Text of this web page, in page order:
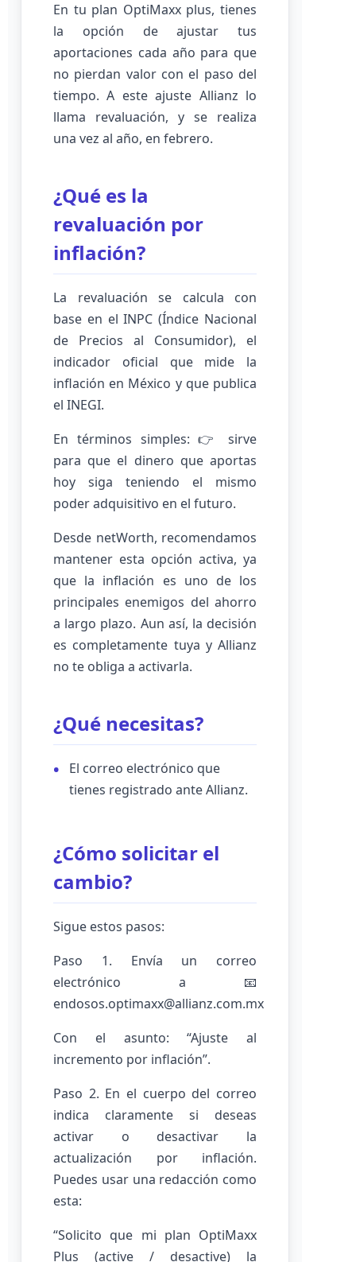
En tu plan OptiMaxx plus, tienes
la opción de ajustar tus
aportaciones cada año para que
no pierdan valor con el paso del
tiempo. A este ajuste Allianz lo
llama revaluación, y se realiza
una vez al año, en febrero.
¿Qué es la
revaluación por
inflación?
La revaluación se calcula con
base en el INPC (Índice Nacional
de Precios al Consumidor), el
indicador oficial que mide la
inflación en México y que publica
el INEGI.
En términos simples: 👉 sirve
para que el dinero que aportas
hoy siga teniendo el mismo
poder adquisitivo en el futuro.
Desde netWorth, recomendamos
mantener esta opción activa, ya
que la inflación es uno de los
principales enemigos del ahorro
a largo plazo. Aun así, la decisión
es completamente tuya y Allianz
no te obliga a activarla.
¿Qué necesitas?
El correo electrónico que
tienes registrado ante Allianz.
¿Cómo solicitar el
cambio?
Sigue estos pasos:
Paso 1. Envía un correo
electrónico a 📧
endosos.optimaxx@allianz.com.mx
Con el asunto: “Ajuste al
incremento por inflación”.
Paso 2. En el cuerpo del correo
indica claramente si deseas
activar o desactivar la
actualización por inflación.
Puedes usar una redacción como
esta:
“Solicito que mi plan OptiMaxx
Plus (active / desactive) la